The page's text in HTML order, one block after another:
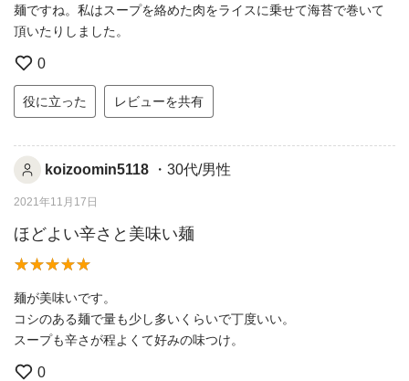
麺ですね。私はスープを絡めた肉をライスに乗せて海苔で巻いて
頂いたりしました。
0
役に立った レビューを共有
koizoomin5118 ・30代/男性
2021年11月17日
ほどよい辛さと美味い麺
麺が美味いです。
コシのある麺で量も少し多いくらいで丁度いい。
スープも辛さが程よくて好みの味つけ。
0